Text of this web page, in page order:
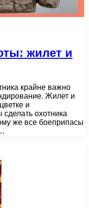
жилет и
крайне важно
Жилет и
и
охотника
же все боеприпасы